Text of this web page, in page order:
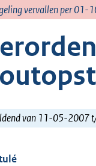
vervallen per 01-
van 11-05-